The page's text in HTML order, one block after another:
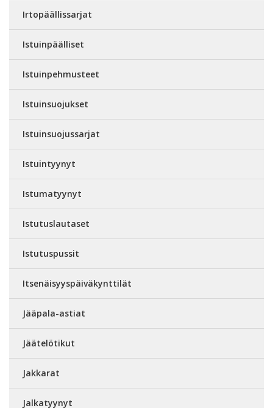
Irtopäällissarjat
Istuinpäälliset
Istuinpehmusteet
Istuinsuojukset
Istuinsuojussarjat
Istuintyynyt
Istumatyynyt
Istutuslautaset
Istutuspussit
Itsenäisyyspäiväkynttilät
Jääpala-astiat
Jäätelötikut
Jakkarat
Jalkatyynyt